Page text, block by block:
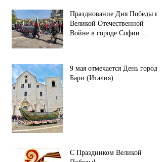
Празднование Дня Победы в
Великой Отечественной
Войне в городе Софии
9 мая отмечается День города
Бари (Италия).
С Праздником Великой